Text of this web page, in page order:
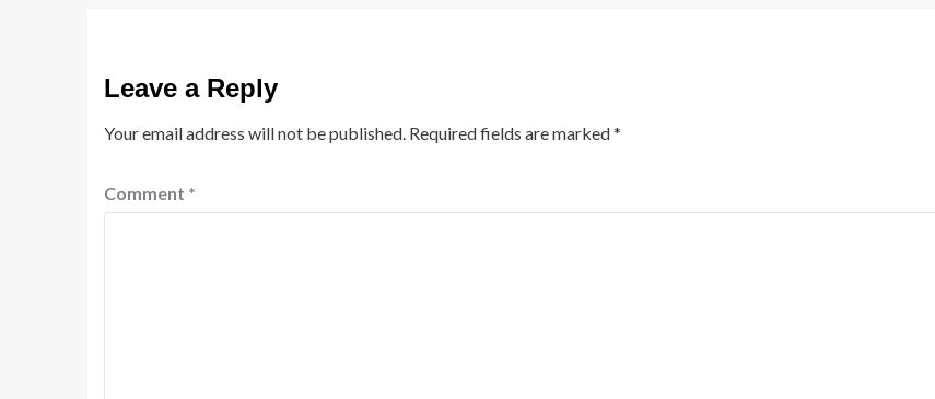
Leave a Reply
Your email address will not be published. Required fields are marked*
Comment *